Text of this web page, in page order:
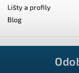
Lišty a profily
Blog